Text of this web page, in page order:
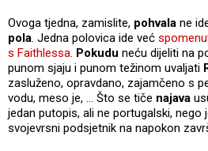
Ovoga tjedna, zamislite, pohvala ne
pola. Jedna polovica ide već
s Faithlessa. Pokudu neću dijeliti na
punom sjaju i punom težinom uvaljati
zasluženo, opravdano, zajamčeno s
vodu, meso je, … Što se tiče najava
jedan putopis, ali ne portugalski, nego
svojevrsni podsjetnik na napokon